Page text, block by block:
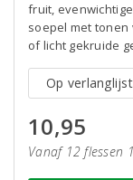
fruit,
soepel met tonen
of licht gekruide
Op verlanglijst
10,95
Vanaf 12 flessen